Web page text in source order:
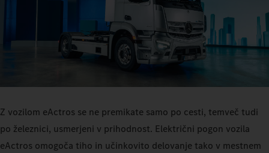
Z vozilom eActros se ne premikate samo po cesti, temveč tudi
po železnici, usmerjeni v prihodnost. Električni pogon vozila
eActros omogoča tiho in učinkovito delovanje tako v mestnem